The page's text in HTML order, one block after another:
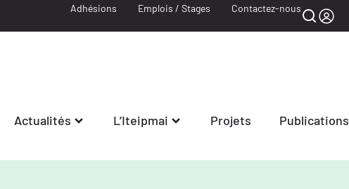
Adhésions Emplois / Stages Contactez-nous
Actualités L’Iteipmai Projets Publications